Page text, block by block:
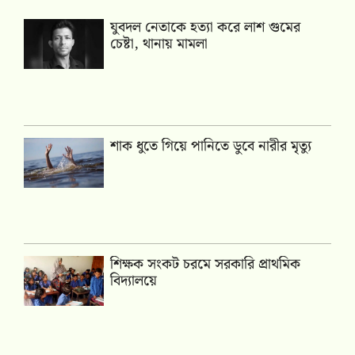
যুবদল নেতাকে হত্যা করে লাশ গুমের
চেষ্টা, থানায় মামলা
শাক ধুতে গিয়ে পানিতে ডুবে নারীর মৃত্যু
শিক্ষক সংকট চরমে সরকারি প্রাথমিক
বিদ্যালয়ে